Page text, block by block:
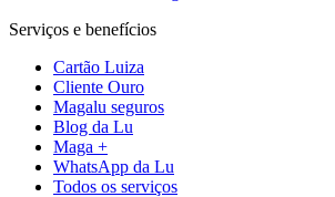
Serviços e benefícios
Cartão Luiza
Cliente Ouro
Magalu seguros
Blog da Lu
Maga +
WhatsApp da Lu
Todos os serviços